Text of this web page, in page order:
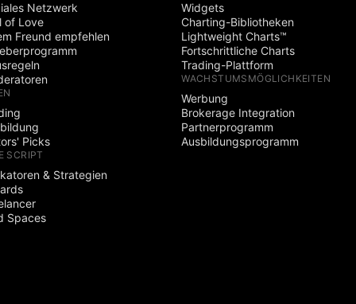
Netzwerk
of Love
Freund empfehlen
Picks
SCRIPT
& Strategien
Spaces
Widgets
Charting-Bibliotheken
Lightweight Charts™
Fortschrittliche Charts
Trading-Plattform
WACHSTUMSMÖGLICHKEITEN
Werbung
Brokerage Integration
Partnerprogramm
Ausbildungsprogramm